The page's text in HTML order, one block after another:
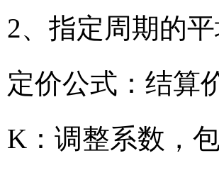
2、指定周期的
定价公式：结算
K：调整系数，